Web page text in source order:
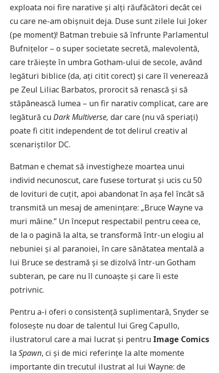
exploata noi fire narative și alți răufăcători decât cei
cu care ne-am obișnuit deja. Duse sunt zilele lui Joker
(pe moment)! Batman trebuie să înfrunte Parlamentul
Bufnițelor – o super societate secretă, malevolentă,
care trăiește în umbra Gotham-ului de secole, având
legături biblice (da, ați citit corect) și care îl venerează
pe Zeul Liliac Barbatos, prorocit să renască și să
stăpânească lumea – un fir narativ complicat, care are
legătură cuDark Multiverse, dar care (nu vă speriați)
poate fi citit independent de tot delirul creativ al
scenariștilor DC.
Batman e chemat să investigheze moartea unui
individ necunoscut, care fusese torturat și ucis cu 50
de lovituri de cuțit, apoi abandonat în așa fel încât să
transmită un mesaj de amenințare: „Bruce Wayne va
muri mâine.” Un început respectabil pentru ceea ce,
de la o pagină la alta, se transformă într-un elogiu al
nebuniei și al paranoiei, în care sănătatea mentală a
lui Bruce se destramă și se dizolvă într-un Gotham
subteran, pe care nu îl cunoaște și care îi este
potrivnic.
Pentru a-i oferi o consistență suplimentară, Snyder se
folosește nu doar de talentul lui Greg Capullo,
ilustratorul care a mai lucrat și pentru Image Comics
laSpawn, ci și de mici referințe la alte momente
importante din trecutul ilustrat al lui Wayne: de